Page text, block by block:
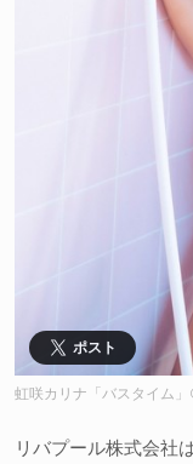
ポスト
虹咲カリナ「バスタイム
リバプール株式会社